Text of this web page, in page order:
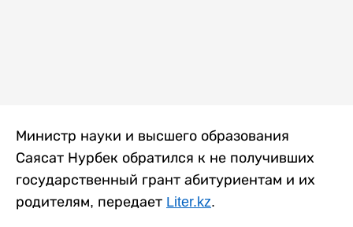
Министр науки и высшего образования
Саясат Нурбек обратился к не получивших
государственный грант абитуриентам и их
родителям, передает Liter.kz.